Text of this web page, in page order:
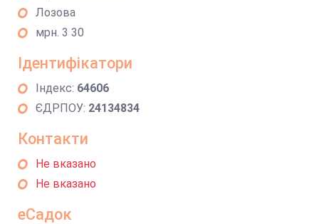
Лозова
мрн. 3 30
Ідентифікатори
Індекс: 64606
ЄДРПОУ: 24134834
Контакти
Не вказано
Не вказано
еСадок